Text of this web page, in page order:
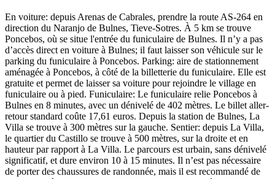
En voiture: depuis Arenas de Cabrales, prendre la route AS-264 en
direction du Naranjo de Bulnes, Tieve-Sotres. À 5 km se trouve
Poncebos, où se situe l'entrée du funiculaire de Bulnes. Il n’y a pas
d’accès direct en voiture à Bulnes; il faut laisser son véhicule sur le
parking du funiculaire à Poncebos. Parking: aire de stationnement
aménagée à Poncebos, à côté de la billetterie du funiculaire. Elle est
gratuite et permet de laisser sa voiture pour rejoindre le village en
funiculaire ou à pied. Funiculaire: Le funiculaire relie Poncebos à
Bulnes en 8 minutes, avec un dénivelé de 402 mètres. Le billet aller-
retour standard coûte 17,61 euros. Depuis la station de Bulnes, La
Villa se trouve à 300 mètres sur la gauche. Sentier: depuis La Villa,
le quartier du Castillo se trouve à 500 mètres, sur la droite et en
hauteur par rapport à La Villa. Le parcours est urbain, sans dénivelé
significatif, et dure environ 10 à 15 minutes. Il n’est pas nécessaire
de porter des chaussures de randonnée, mais il est recommandé de